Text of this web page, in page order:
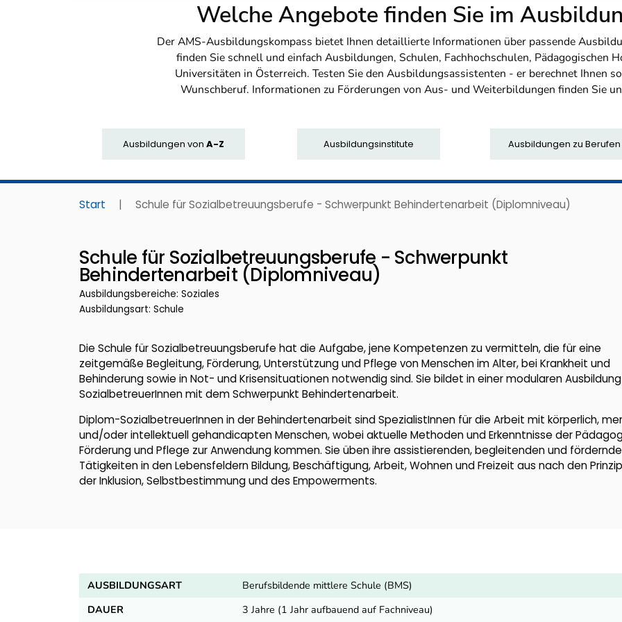
Welche Angebote finden Sie im
Der AMS-Ausbildungskompass bietet Ihnen detaillierte Informationen über passende
finden Sie schnell und einfach Ausbildungen, Schulen, Fachhochschulen, Pädagogischen
Universitäten in Österreich. Testen Sie den Ausbildungsassistenten - er berechnet Ihnen
Wunschberuf. Informationen zu Förderungen von Aus- und Weiterbildungen finden Sie
Ausbildungen von A-Z Ausbildungsinstitute Ausbildungen zu Berufen
Start | Schule für Sozialbetreuungsberufe - Schwerpunkt Behindertenarbeit (Diplomniveau)
Schule für Sozialbetreuungsberufe - Schwerpunkt
Behindertenarbeit (Diplomniveau)
Ausbildungsbereiche: Soziales
Ausbildungsart: Schule
Die Schule für Sozialbetreuungsberufe hat die Aufgabe, jene Kompetenzen zu vermitteln, die für eine
zeitgemäße Begleitung, Förderung, Unterstützung und Pflege von Menschen im Alter, bei Krankheit und
Behinderung sowie in Not- und Krisensituationen notwendig sind. Sie bildet in einer modularen Ausbildung
SozialbetreuerInnen mit dem Schwerpunkt Behindertenarbeit.
Diplom-SozialbetreuerInnen in der Behindertenarbeit sind SpezialistInnen für die Arbeit mit körperlich,
und/oder intellektuell gehandicapten Menschen, wobei aktuelle Methoden und Erkenntnisse der
Förderung und Pflege zur Anwendung kommen. Sie üben ihre assistierenden, begleitenden und
Tätigkeiten in den Lebensfeldern Bildung, Beschäftigung, Arbeit, Wohnen und Freizeit aus nach den
der Inklusion, Selbstbestimmung und des Empowerments.
AUSBILDUNGSART
Berufsbildende mittlere Schule (BMS)
DAUER
3 Jahre (1 Jahr aufbauend auf Fachniveau)